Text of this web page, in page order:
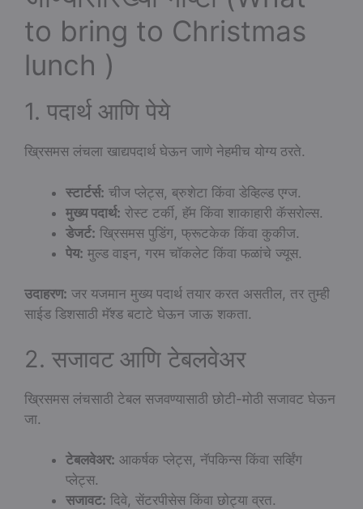
to bring to Christmas
lunch )
1. पदार्थ आणि पेये
ख्रिसमस लंचला खाद्यपदार्थ घेऊन जाणे नेहमीच योग्य ठरते.
स्टार्टर्स: चीज प्लेट्स, ब्रुशेटा किंवा डेव्हिल्ड एग्ज.
मुख्य पदार्थ: रोस्ट टर्की, हॅम किंवा शाकाहारी कॅसरोल्स.
डेजर्ट: ख्रिसमस पुडिंग, फ्रूटकेक किंवा कुकीज.
पेय: मुल्ड वाइन, गरम चॉकलेट किंवा फळांचे ज्यूस.
उदाहरण: जर यजमान मुख्य पदार्थ तयार करत असतील, तर तुम्ही
साईड डिशसाठी मॅश्ड बटाटे घेऊन जाऊ शकता.
2. सजावट आणि टेबलवेअर
ख्रिसमस लंचसाठी टेबल सजवण्यासाठी छोटी-मोठी सजावट घेऊन
जा.
टेबलवेअर: आकर्षक प्लेट्स, नॅपकिन्स किंवा सर्व्हिंग
प्लेट्स.
सजावट: दिवे, सेंटरपीसेस किंवा छोट्या व्रत.